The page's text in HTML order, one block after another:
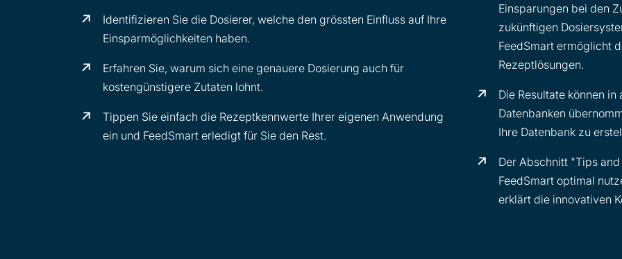
Identifizieren Sie die Dosierer, welche den grössten Einfluss auf Ihre
Einsparmöglichkeiten haben.
Erfahren Sie, warum sich eine genauere Dosierung auch für
kostengünstigere Zutaten lohnt.
Tippen Sie einfach die Rezeptkennwerte Ihrer eigenen Anwendung
ein und FeedSmart erledigt für Sie den Rest.
Einsparungen bei den
zukünftigen
FeedSmart ermöglicht
Rezeptlösungen.
Die Resultate können
Datenbanken
Ihre Datenbank zu
Der Abschnitt "Tips
FeedSmart optimal
erklärt die innovativen